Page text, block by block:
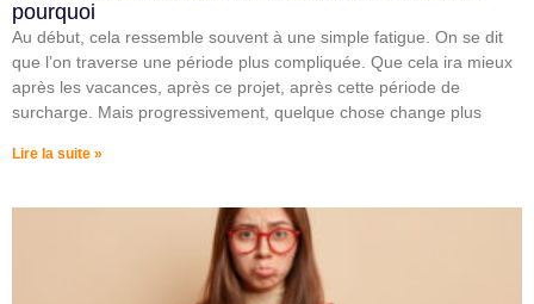
pourquoi
Au début, cela ressemble souvent à une simple fatigue. On se dit
que l’on traverse une période plus compliquée. Que cela ira mieux
après les vacances, après ce projet, après cette période de
surcharge. Mais progressivement, quelque chose change plus
Lire la suite »